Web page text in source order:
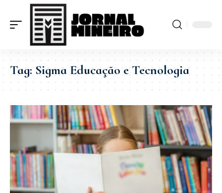
Tag:Sigma Educação e Tecnologia